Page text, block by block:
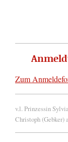
Zum
v.l. Prinzessin
Christoph (Gebker)